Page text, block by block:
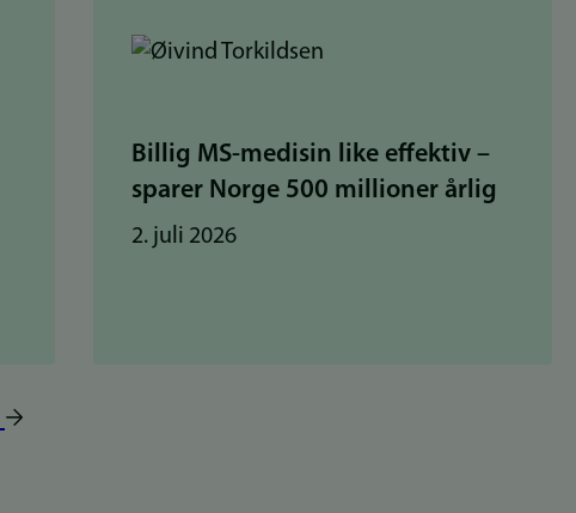
Billig MS-medisin like effektiv –
sparer Norge 500 millioner årlig
2. juli 2026